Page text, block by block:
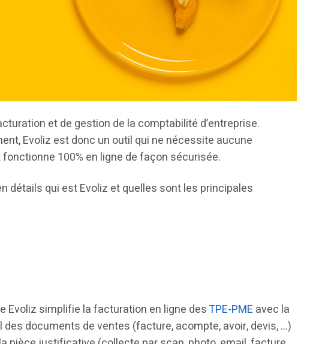
et de gestion de la comptabilité d’entreprise.
Evoliz est donc un outil qui ne nécessite aucune
100% en ligne de façon sécurisée.
détails qui est Evoliz et quelles sont les principales
Evoliz simplifie la facturation en ligne desTPE-PME avec la
documents de ventes (facture, acompte, avoir, devis, …)